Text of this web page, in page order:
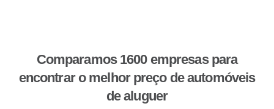
Comparamos 1600 empresas para
encontrar o melhor preço de automóveis
de aluguer